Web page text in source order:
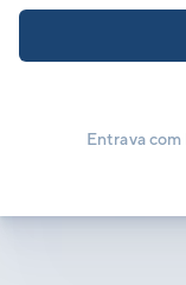
Entrava com